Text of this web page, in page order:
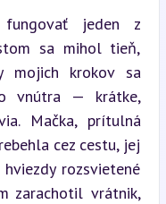
jeden z
sa mihol tieň,
mojich krokov sa
vnútra — krátke,
Mačka, prítulná
cez cestu, jej
rozsvietené
zarachotil vrátnik,